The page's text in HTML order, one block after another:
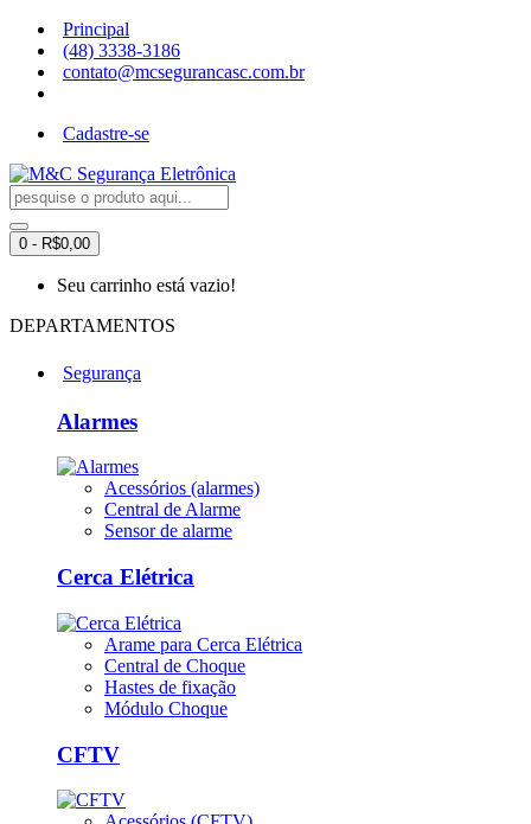
Principal
(48) 3338-3186
contato@mcsegurancasc.com.br
Cadastre-se
0 - R$0,00
Seu carrinho está vazio!
DEPARTAMENTOS
Segurança
Alarmes
Acessórios (alarmes)
Central de Alarme
Sensor de alarme
Cerca Elétrica
Arame para Cerca Elétrica
Central de Choque
Hastes de fixação
Módulo Choque
CFTV